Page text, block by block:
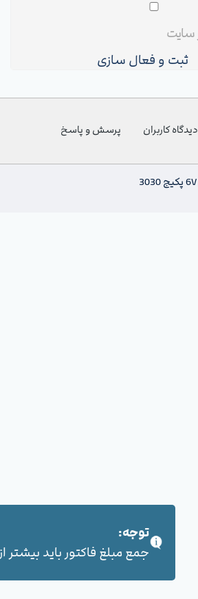
توجه:
جمع مبلغ فاکتور باید بیشتر از 100,000 هزار تومان
ثبت و فعال سازی
دیدگاه کاربران پرسش و پاسخ